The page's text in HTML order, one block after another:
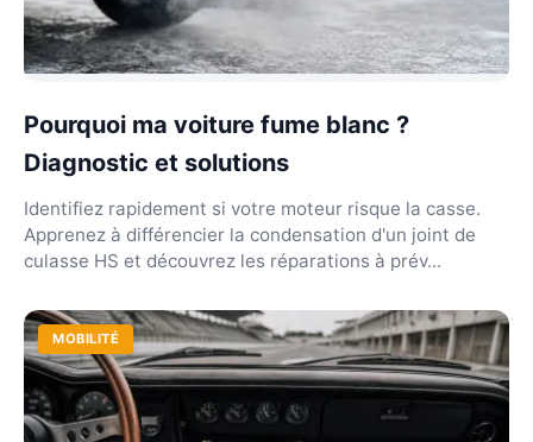
Pourquoi ma voiture fume blanc ?
Diagnostic et solutions
Identifiez rapidement si votre moteur risque la casse.
Apprenez à différencier la condensation d'un joint de
culasse HS et découvrez les réparations à prév...
MOBILITÉ